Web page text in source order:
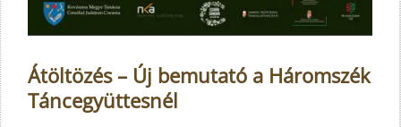
Átöltözés – Új bemutató a Háromszék
Táncegyüttesnél